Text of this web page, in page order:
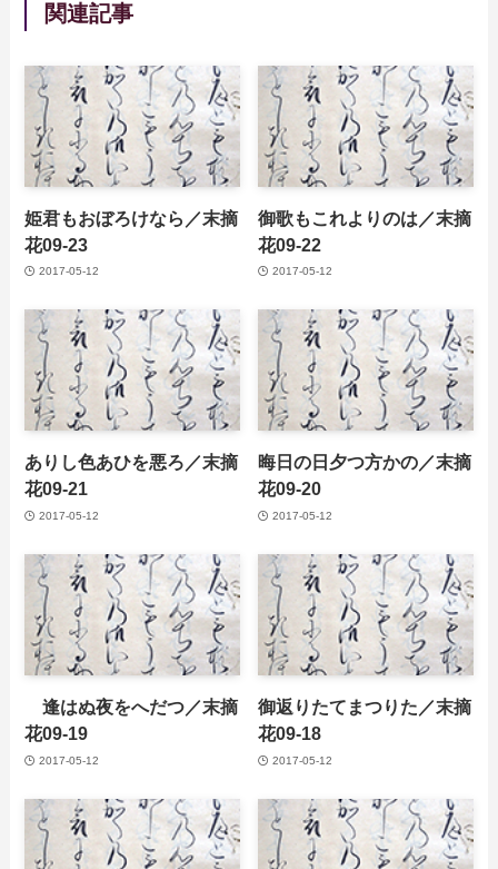
関連記事
姫君もおぼろけなら／末摘
花09-23
2017-05-12
御歌もこれよりのは／末摘
花09-22
2017-05-12
ありし色あひを悪ろ／末摘
花09-21
2017-05-12
晦日の日夕つ方かの／末摘
花09-20
2017-05-12
逢はぬ夜をへだつ／末摘
花09-19
2017-05-12
御返りたてまつりた／末摘
花09-18
2017-05-12